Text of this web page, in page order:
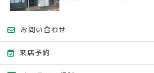
お問い合わせ
来店予約